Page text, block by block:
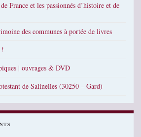
France et les passionnés d’histoire et de
des communes à portée de livres
!
| ouvrages & DVD
de Salinelles (30250 – Gard)